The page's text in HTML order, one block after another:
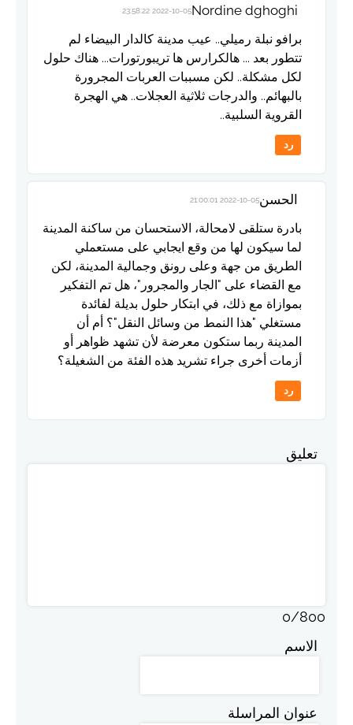
Nordine dghoghi
2022-10-05 23:58:22
برافو نبلة رميلي.. عيب مدينة كالدار البيضاء لم
تتطور بعد ... هالكرارس ها تريبورتورات... هناك حلول
لكل مشكلة.. لكن مسببات العربات المجرورة
بالبهائم.. والدرجات ثلاثية العجلات.. هي الهجرة
القروية السلبية..
رد
الحسن2022-10-05 21:00:01
بادرة ستلقى لامحالة، الاستحسان من ساكنة المدينة
لما سيكون لها من وقع ايجابي على مستعملي
الطريق من جهة وعلى رونق وجمالية المدينة، لكن
مع القضاء على "الجار والمجرور"، هل تم التفكير
بموازاة مع ذلك، في ابتكار حلول بديلة لفائدة
مستغلي "هذا النمط من وسائل النقل"؟ أم أن
المدينة ربما ستكون معرضة لأن تشهد ظواهر أو
أزمات أخرى جراء تشريد هذه الفئة من الشغيلة؟
رد
تعليق
0/800
الاسم
عنوان المراسلة